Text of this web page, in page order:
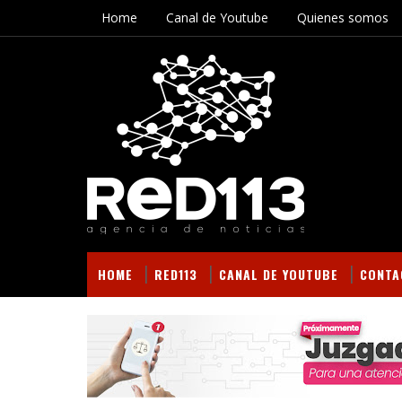
Home Canal de Youtube Quienes somos
HOME RED113 CANAL DE YOUTUBE